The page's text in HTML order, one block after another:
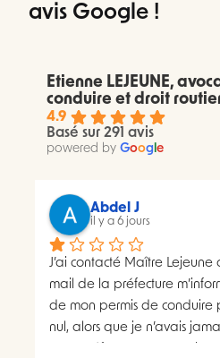
avis Google !
Etienne LEJEUNE,
conduire et droit
4.9
Basé sur 291 avis
powered by Goog e
Abdel J
il y a 6 jours
J’ai contacté Maître Lejeune
mail de la préfecture
de mon permis de conduire
nul, alors que je n’avais